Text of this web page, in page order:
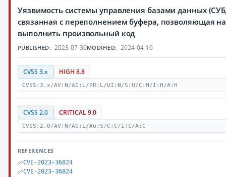
Уязвимость системы управления базами данных
cвязанная с переполнением буфера, позволяющая
выполнить произвольный код
PUBLISHED: 2023-07-30MODIFIED: 2024-04-16
CVSS 3.x HIGH 8.8
CVSS:3.x/AV:N/AC:L/PR:L/UI:N/S:U/C:H/I:H/A:H
CVSS 2.0 CRITICAL 9.0
CVSS:2.0/AV:N/AC:L/Au:S/C:C/I:C/A:C
REFERENCES
CVE-2023-36824
CVE-2023-36824